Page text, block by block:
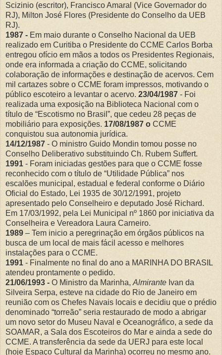
Scizinio (escritor), Francisco Amaral (Vice Governador do
RJ), Milton José Flores (Presidente do Conselho da UEB
RJ).
1987 - Em maio durante o Conselho Nacional da UEB
realizado em Curitiba o Presidente do CCME Carlos Borba
entregou ofício em mãos a todos os Presidentes Regionais,
onde era informada a criação do CCME, solicitando
colaboração de informações e destinação de acervos. Cem
mil cartazes sobre o CCME foram impressos, motivando o
público escoteiro a levantar o acervo. 23/04/1987 - Foi
realizada uma exposição na Biblioteca Nacional com o
título de “Escotismo no Brasil”, que cedeu 28 peças de
mobiliário para exposições. 17/08/1987 o CCME
conquistou sua autonomia jurídica.
14/12/1987 - O ministro Guido Mondin tomou posse no
Conselho Deliberativo substituindo Ch. Rubem Suffert.
1991 - Foram iniciadas gestões para que o CCME fosse
reconhecido com o título de “Utilidade Pública” nos
escalões municipal, estadual e federal conforme o Diário
Oficial do Estado, Lei 1935 de 30/12/1991, projeto
apresentado pelo Conselheiro e deputado José Richard.
Em 17/03/1992, pela Lei Municipal nº 1860 por iniciativa da
Conselheira e Vereadora Laura Carneiro.
1989 – Tem inicio a peregrinação em órgãos públicos na
busca de um local de mais fácil acesso e melhores
instalações para o CCME.
1991 - Finalmente no final do ano a MARINHA DO BRASIL
atendeu prontamente o pedido.
21/06/1993 - O Ministro da Marinha, Almirante Ivan da
Silveira Serpa, esteve na cidade do Rio de Janeiro em
reunião com os Chefes Navais locais e decidiu que o prédio
denominado “torreão” seria restaurado de modo a abrigar
um novo setor do Museu Naval e Oceanográfico, a sede da
SOAMAR, a Sala dos Escoteiros do Mar e ainda a sede do
CCME. A transferência da sede da UERJ para este local
(hoje Espaço Cultural da Marinha) ocorreu no mesmo ano.